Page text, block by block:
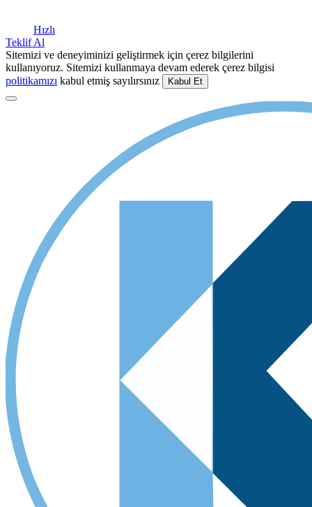
Hızlı
Teklif Al
Sitemizi ve deneyiminizi geliştirmek için çerez bilgilerini
kullanıyoruz. Sitemizi kullanmaya devam ederek çerez bilgisi
politikamızı kabul etmiş sayılırsınız